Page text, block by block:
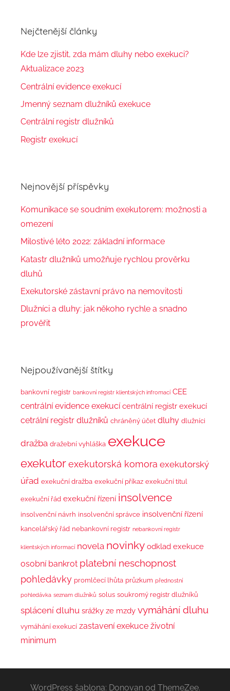
Nejčtenější články
Kde lze zjistit, zda mám dluhy nebo exekuci?
Aktualizace 2023
Centrální evidence exekucí
Jmenný seznam dlužníků exekuce
Centrální registr dlužníků
Registr exekucí
Nejnovější příspěvky
Komunikace se soudním exekutorem: možnosti a
omezení
Milostivé léto 2022: základní informace
Katastr dlužníků umožňuje rychlou prověrku
dluhů
Exekutorské zástavní právo na nemovitosti
Dlužníci a dluhy: jak někoho rychle a snadno
prověřit
Nejpoužívanější štítky
bankovní registr bankovní registr klientských infromací CEE
centrální evidence exekucí centrální registr exekucí
cetrální registr dlužníků chráněný účet dluhy dlužníci
dražba dražební vyhláška exekuce
exekutorexekutorská komora exekutorský
úřad exekuční dražba exekuční příkaz exekuční titul
exekuční řád exekuční řízení insolvence
insolvenční návrh insolvenční správce insolvenční řízení
kancelářský řád nebankovní registr nebankovní registr
klientských informací novela novinky odklad exekuce
osobní bankrot platební neschopnost
pohledávky promlčecí lhůta průzkum přednostní
pohledávka seznam dlužníků solus soukromý registr dlužníků
splácení dluhu srážky ze mzdy vymáhání dluhu
vymáhání exekucí zastavení exekuce životní
minimum
WordPress šablona: Donovan od ThemeZee.